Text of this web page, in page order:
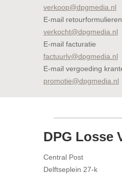
verkoop@dpgmedia.nl
E-mail retourformulieren
verkocht@dpgmedia.nl
E-mail facturatie
factuurlv@dpgmedia.nl
E-mail vergoeding
promotie@dpgmedia.nl
DPG Losse
Central Post
Delftseplein 27-k